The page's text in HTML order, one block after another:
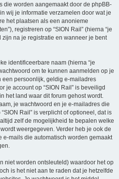
die worden aangemaakt door de phpBB-
wij je informatie verzamelen door wat je
het plaatsen als een anonieme
registreren op “SION Rail” (hierna “je
zijn na je registratie en wanneer je bent
identificeerbare naam (hierna “je
om te kunnen aanmelden op je
een persoonlijk, geldig e-mailadres
je account op “SION Rail” is beveiligd
het land waar dit forum gehost wordt.
je wachtwoord en je e-mailadres die
Rail” is verplicht of optioneel, dat is
zelf de mogelijkheid te bepalen welke
weergegeven. Verder heb je ook de
e-mails die automatisch worden gemaakt
niet worden ontsleuteld) waardoor het op
is het niet aan te raden dat je hetzelfde